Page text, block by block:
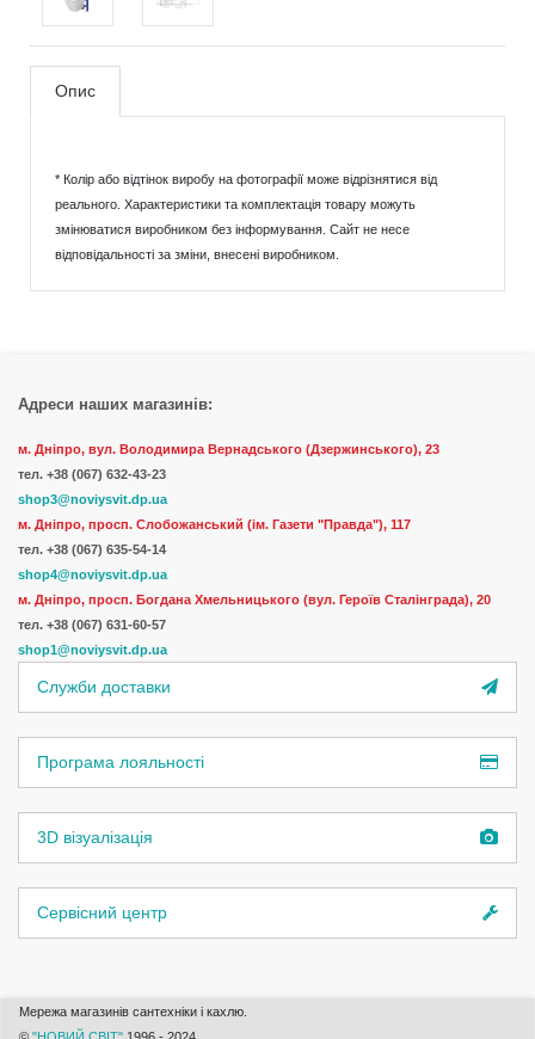
Опис
* Колір або відтінок виробу на фотографії може відрізнятися від
реального. Характеристики та комплектація товару можуть
змінюватися виробником без інформування. Сайт не несе
відповідальності за зміни, внесені виробником.
Адреси наших магазинів:
м. Дніпро, вул. Володимира Вернадського (Дзержинського), 23
тел. +38 (067) 632-43-23
shop3@noviysvit.dp.ua
м. Дніпро, просп. Слобожанський (ім. Газети "Правда"), 117
тел. +38 (067) 635-54-14
shop4@noviysvit.dp.ua
м. Дніпро, просп. Богдана Хмельницького (вул. Героїв Сталінграда), 20
тел. +38 (067) 631-60-57
shop1@noviysvit.dp.ua
Служби доставки
Програма лояльності
3D візуалізація
Сервісний центр
Мережа магазинів сантехніки і кахлю.